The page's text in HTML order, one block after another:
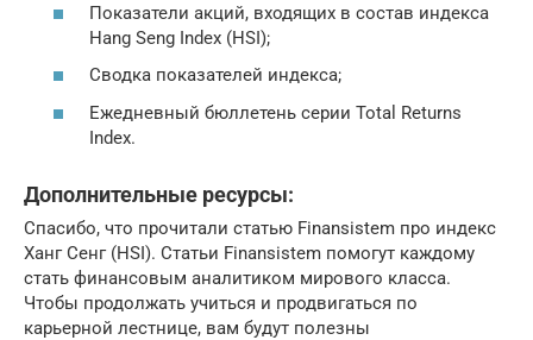
Показатели акций, входящих в состав индекса
Hang Seng Index (HSI);
Сводка показателей индекса;
Ежедневный бюллетень серии Total Returns
Index.
Дополнительные ресурсы:
Спасибо, что прочитали статью Finansistem про индекс
Ханг Сенг (HSI). Статьи Finansistem помогут каждому
стать финансовым аналитиком мирового класса.
Чтобы продолжать учиться и продвигаться по
карьерной лестнице, вам будут полезны